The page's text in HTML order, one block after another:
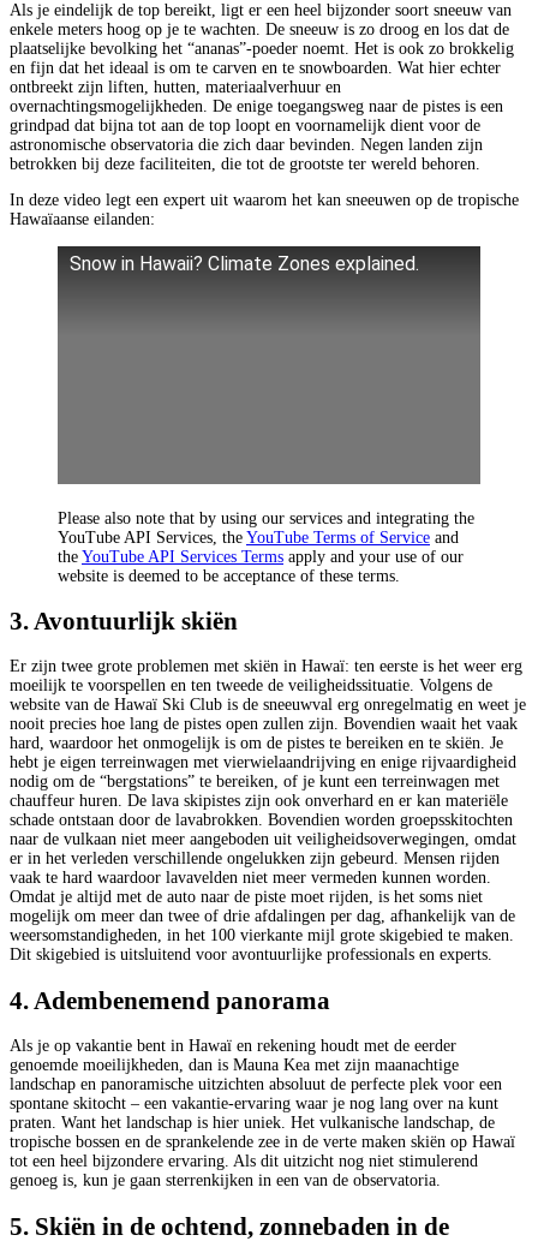
Als je eindelijk de top bereikt, ligt er een heel bijzonder soort sneeuw van
enkele meters hoog op je te wachten. De sneeuw is zo droog en los dat de
plaatselijke bevolking het “ananas”-poeder noemt. Het is ook zo brokkelig
en fijn dat het ideaal is om te carven en te snowboarden. Wat hier echter
ontbreekt zijn liften, hutten, materiaalverhuur en
overnachtingsmogelijkheden. De enige toegangsweg naar de pistes is een
grindpad dat bijna tot aan de top loopt en voornamelijk dient voor de
astronomische observatoria die zich daar bevinden. Negen landen zijn
betrokken bij deze faciliteiten, die tot de grootste ter wereld behoren.
In deze video legt een expert uit waarom het kan sneeuwen op de tropische
Hawaïaanse eilanden:
Snow in Hawaii? Climate Zones explained.
Please also note that by using our services and integrating the
YouTube API Services, the YouTube Terms of Service and
the YouTube API Services Terms apply and your use of our
website is deemed to be acceptance of these terms.
3. Avontuurlijk skiën
Er zijn twee grote problemen met skiën in Hawaï: ten eerste is het weer erg
moeilijk te voorspellen en ten tweede de veiligheidssituatie. Volgens de
website van de Hawaï Ski Club is de sneeuwval erg onregelmatig en weet je
nooit precies hoe lang de pistes open zullen zijn. Bovendien waait het vaak
hard, waardoor het onmogelijk is om de pistes te bereiken en te skiën. Je
hebt je eigen terreinwagen met vierwielaandrijving en enige rijvaardigheid
nodig om de “bergstations” te bereiken, of je kunt een terreinwagen met
chauffeur huren. De lava skipistes zijn ook onverhard en er kan materiële
schade ontstaan door de lavabrokken. Bovendien worden groepsskitochten
naar de vulkaan niet meer aangeboden uit veiligheidsoverwegingen, omdat
er in het verleden verschillende ongelukken zijn gebeurd. Mensen rijden
vaak te hard waardoor lavavelden niet meer vermeden kunnen worden.
Omdat je altijd met de auto naar de piste moet rijden, is het soms niet
mogelijk om meer dan twee of drie afdalingen per dag, afhankelijk van de
weersomstandigheden, in het 100 vierkante mijl grote skigebied te maken.
Dit skigebied is uitsluitend voor avontuurlijke professionals en experts.
4. Adembenemend panorama
Als je op vakantie bent in Hawaï en rekening houdt met de eerder
genoemde moeilijkheden, dan is Mauna Kea met zijn maanachtige
landschap en panoramische uitzichten absoluut de perfecte plek voor een
spontane skitocht – een vakantie-ervaring waar je nog lang over na kunt
praten. Want het landschap is hier uniek. Het vulkanische landschap, de
tropische bossen en de sprankelende zee in de verte maken skiën op Hawaï
tot een heel bijzondere ervaring. Als dit uitzicht nog niet stimulerend
genoeg is, kun je gaan sterrenkijken in een van de observatoria.
5. Skiën in de ochtend, zonnebaden in de